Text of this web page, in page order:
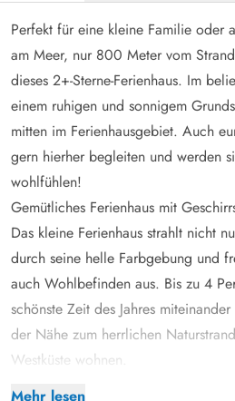
Mehr lesen
Perfekt für eine kleine Familie oder
am Meer, nur 800 Meter vom
dieses 2+-Sterne-Ferienhaus. Im
einem ruhigen und sonnigem
mitten im Ferienhausgebiet. Auch
gern hierher begleiten und werden
wohlfühlen!
Gemütliches Ferienhaus mit
Das kleine Ferienhaus strahlt nicht
durch seine helle Farbgebung und
auch Wohlbefinden aus. Bis zu 4
schönste Zeit des Jahres
der Nähe zum herrlichen
Westküste wohnen.
Ein Kaminofen sorgt gerade an